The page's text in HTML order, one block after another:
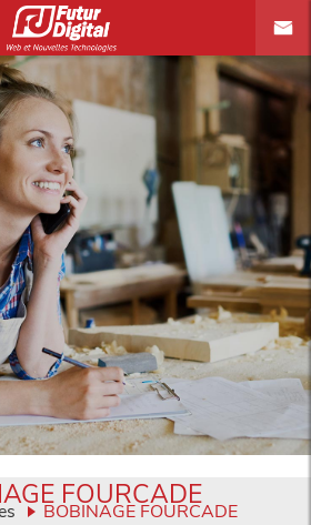
BOBINAGE FOURCADE
FOURCADE